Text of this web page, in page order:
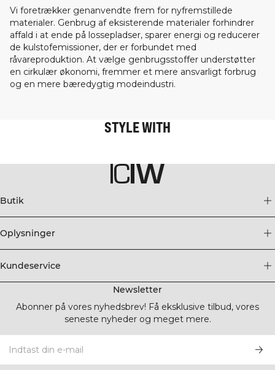
Vi foretrækker genanvendte frem for nyfremstillede
materialer. Genbrug af eksisterende materialer forhindrer
affald i at ende på lossepladser, sparer energi og reducerer
de kulstofemissioner, der er forbundet med
råvareproduktion. At vælge genbrugsstoffer understøtter
en cirkulær økonomi, fremmer et mere ansvarligt forbrug
og en mere bæredygtig modeindustri.
STYLE WITH
Butik
Oplysninger
Kundeservice
Newsletter
Abonner på vores nyhedsbrev! Få eksklusive tilbud, vores
seneste nyheder og meget mere.